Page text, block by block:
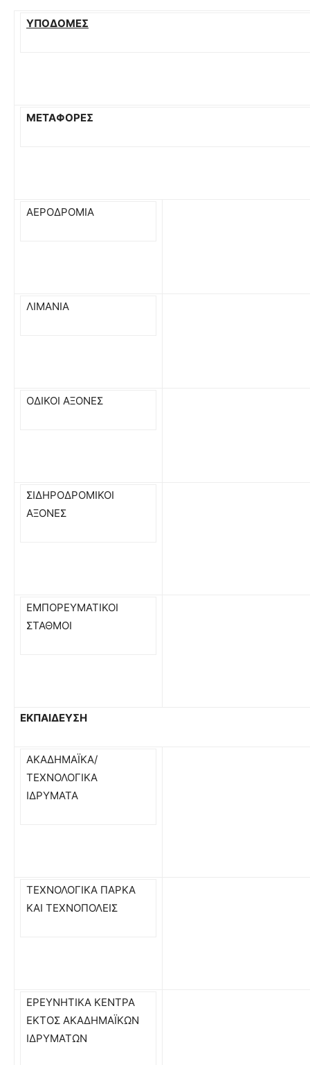
ΥΠΟΔΟΜΕΣ
ΜΕΤΑΦΟΡΕΣ
ΑΕΡΟΔΡΟΜΙΑ
ΛΙΜΑΝΙΑ
ΟΔΙΚΟΙ ΑΞΟΝΕΣ
ΣΙΔΗΡΟΔΡΟΜΙΚΟΙ
ΑΞΟΝΕΣ
ΕΜΠΟΡΕΥΜΑΤΙΚΟΙ
ΣΤΑΘΜΟΙ
ΕΚΠΑΙΔΕΥΣΗ
ΑΚΑΔΗΜΑΪΚΑ/
ΤΕΧΝΟΛΟΓΙΚΑ
ΙΔΡΥΜΑΤΑ
ΤΕΧΝΟΛΟΓΙΚΑ ΠΑΡΚΑ
ΚΑΙ ΤΕΧΝΟΠΟΛΕΙΣ
ΕΡΕΥΝΗΤΙΚΑ ΚΕΝΤΡΑ
ΕΚΤΟΣ ΑΚΑΔΗΜΑΪΚΩΝ
ΙΔΡΥΜΑΤΩΝ